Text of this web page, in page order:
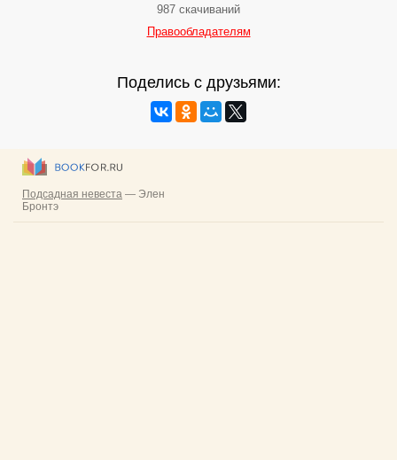
987 скачиваний
Правообладателям
Поделись с друзьями: